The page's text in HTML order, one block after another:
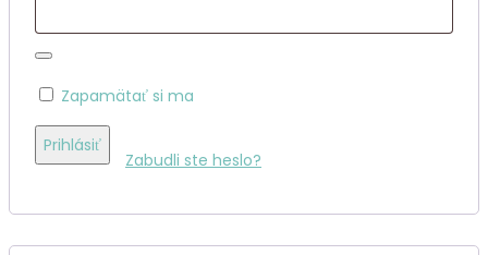
Zapamätať si ma
Prihlásiť
Zabudli ste heslo?